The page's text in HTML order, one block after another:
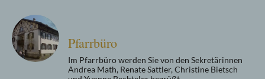
Pfarrbüro
Im Pfarrbüro werden Sie von den Sekretärinnen
Andrea Math, Renate Sattler, Christine Bietsch